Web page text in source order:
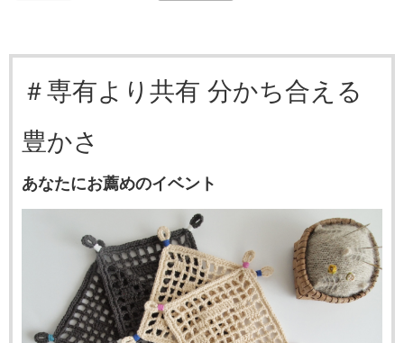
＃専有より共有 分かち合える
豊かさ
あなたにお薦めのイベント